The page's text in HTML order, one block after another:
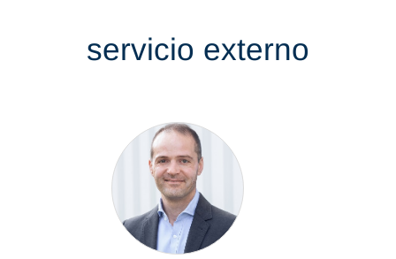
servicio externo